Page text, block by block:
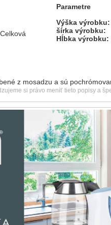
Parametre
Výška výrobku:
šírka výrobku:
Hĺbka výrobku:
z mosadzu a sú
si právo meniť tieto popisy a